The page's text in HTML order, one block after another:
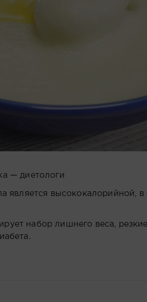
— диетологи
является высококалорийной, в
набор лишнего веса,